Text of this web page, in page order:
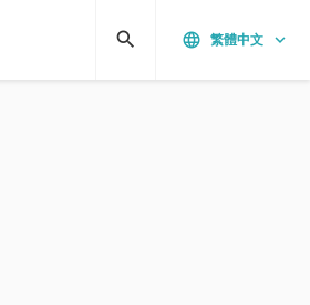
language 繁體中文 keyboard_arrow_down
search